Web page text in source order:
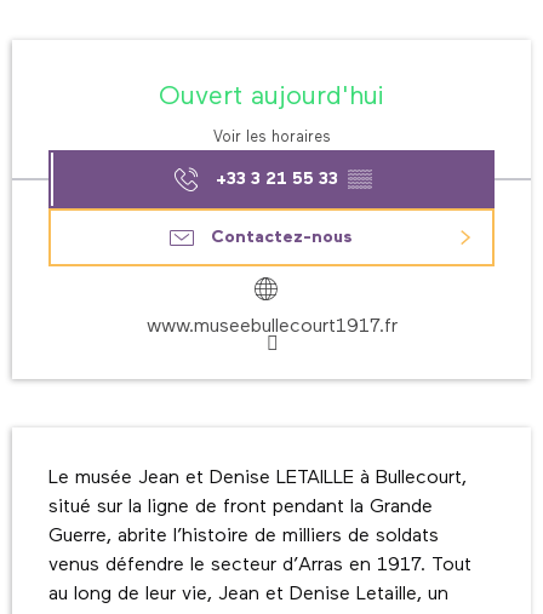
Ouvert aujourd'hui
Voir les horaires
+33 3 21 55 33 ▒▒
Contactez-nous
www.museebullecourt1917.fr
Le musée Jean et Denise LETAILLE à Bullecourt,
situé sur la ligne de front pendant la Grande
Guerre, abrite l’histoire de milliers de soldats
venus défendre le secteur d’Arras en 1917. Tout
au long de leur vie, Jean et Denise Letaille, un